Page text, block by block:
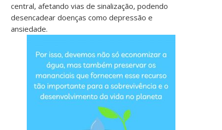
central, afetando vias de sinalização, podendo
desencadear doenças como depressão e
ansiedade.